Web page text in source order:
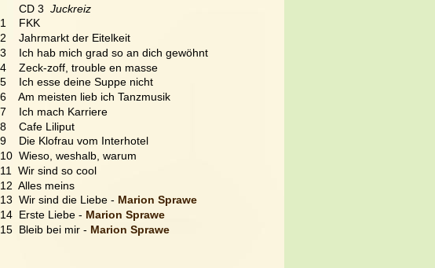
      CD 3
Juckreiz
1    FKK
2    Jahrmarkt der Eitelkeit
3    Ich hab mich grad so an dich gewöhnt
4    Zeck-zoff, trouble en masse
5    Ich esse deine Suppe nicht
6    Am meisten lieb ich Tanzmusik
7    Ich mach Karriere
8    Cafe Liliput
9    Die Klofrau vom Interhotel
10  Wieso, weshalb, warum
11  Wir sind so cool
12  Alles meins
13  Wir sind die Liebe - Marion Sprawe
14  Erste Liebe - Marion Sprawe
15  Bleib bei mir - Marion Sprawe